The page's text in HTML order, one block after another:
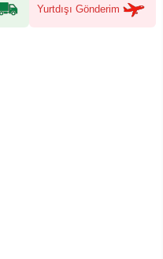
Yurtdışı Gönderim